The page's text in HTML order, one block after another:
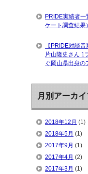
PRIDE実績者
ケート調査結果）
【PRIDE対談
片山隆史さん 1
ぐ岡山県出身の
月別アーカ
2018年12月 (1)
2018年5月 (1)
2017年9月 (1)
2017年4月 (2)
2017年3月 (1)